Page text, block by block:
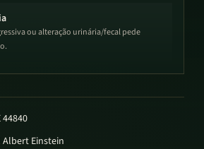
ou alteração urinária/fecal pede
44840
Albert Einstein